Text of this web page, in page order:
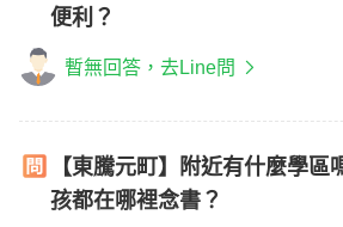
便利？
暫無回答，去Line問
【東騰元町】附近有什麼學區
孩都在哪裡念書？